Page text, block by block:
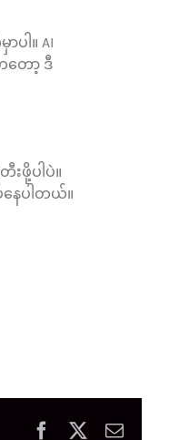
ပါ။ AI
တော့ ဒီ
ဖို့ပါပဲ။
ေပါတယ်။
FacebookEmail